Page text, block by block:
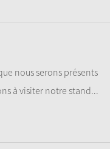
nous serons présents
à visiter notre stand...